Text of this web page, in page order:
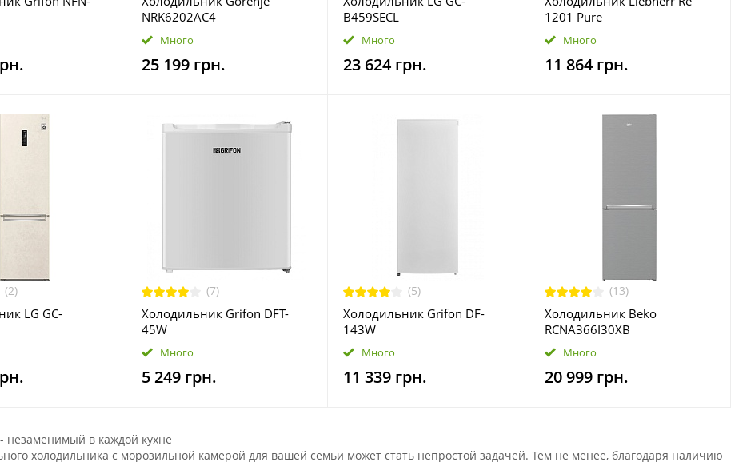
NRK6202AC4
Много
25 199 грн.
B459SECL
Много
23 624 грн.
1201 Pure
Много
11 864 грн.
(2)
LG GC-
(7)
Холодильник Grifon DFT-
45W
Много
5 249 грн.
(5)
Холодильник Grifon DF-
143W
Много
11 339 грн.
(13)
Холодильник Beko
RCNA366I30XB
Много
20 999 грн.
незаменимый в каждой кухне
холодильника с морозильной камерой для вашей семьи может стать непростой задачей. Тем не менее, благодаря наличию